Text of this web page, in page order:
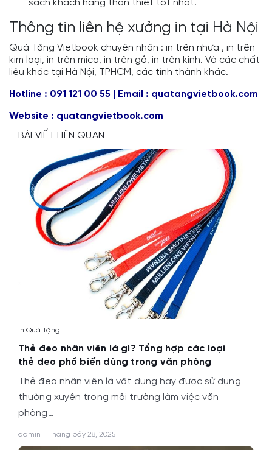
sách khách hàng thân thiết tốt nhất.
Thông tin liên hệ xưởng in tại Hà Nội
Quà Tặng Vietbook chuyên nhận : in trên nhựa , in trên
kim loại, in trên mica, in trên gỗ, in trên kính. Và các chất
liệu khác tại Hà Nội, TPHCM, các tỉnh thành khác.
Hotline : 091 121 00 55 | Email : quatangvietbook.com
Website : quatangvietbook.com
BÀI VIẾT LIÊN QUAN
In Quà Tặng
Thẻ đeo nhân viên là gì? Tổng hợp các loại
thẻ đeo phổ biến dùng trong văn phòng
Thẻ đeo nhân viên là vật dụng hay được sử dụng
thường xuyên trong môi trường làm việc văn
phòng…
admin Tháng bảy 28, 2025